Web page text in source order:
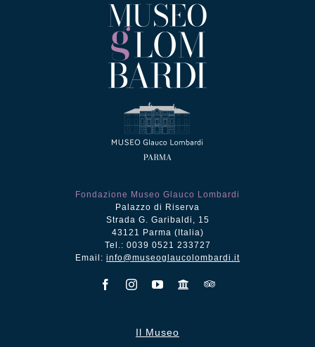
Fondazione Museo Glauco Lombardi
Palazzo di Riserva
Strada G. Garibaldi, 15
43121 Parma (Italia)
Tel.: 0039 0521 233727
Email: info@museoglaucolombardi.it
Il Museo